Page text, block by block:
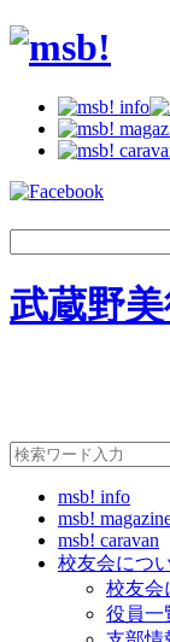
武蔵野
msb! info
msb!
msb! caravan
校友会につ
校友会
役員一